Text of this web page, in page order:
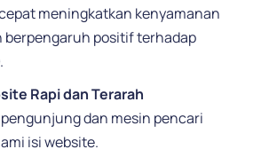
meningkatkan kenyamanan
berpengaruh positif terhadap
Rapi dan Terarah
dan mesin pencari
isi website.